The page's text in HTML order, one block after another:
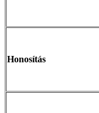
Honosítás